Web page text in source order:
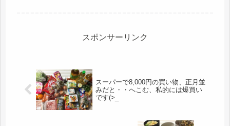
買い物...
スポンサーリンク
スーパーで8,000円の買い物、正月並
みだと・・へこむ、私的には爆買い
です(>_